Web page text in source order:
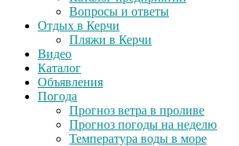
Вопросы и ответы
Отдых в Керчи
Пляжи в Керчи
Видео
Каталог
Объявления
Погода
Прогноз ветра в проливе
Прогноз погоды на неделю
Температура воды в море